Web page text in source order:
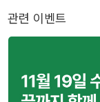
관련 이벤트